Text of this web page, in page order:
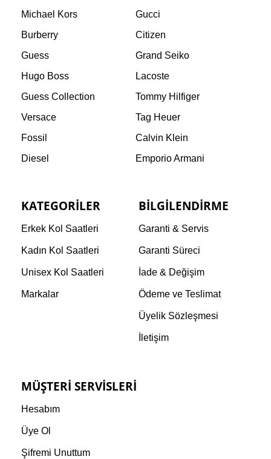
Michael Kors
Gucci
Burberry
Citizen
Guess
Grand Seiko
Hugo Boss
Lacoste
Guess Collection
Tommy Hilfiger
Versace
Tag Heuer
Fossil
Calvin Klein
Diesel
Emporio Armani
KATEGORILER
Erkek Kol Saatleri
Kadın Kol Saatleri
Unisex Kol Saatleri
Markalar
BILGILENDIRME
Garanti & Servis
Garanti Süreci
İade & Değişim
Ödeme ve Teslimat
Üyelik Sözleşmesi
İletişim
MÜŞTERI SERVISLERI
Hesabım
Üye Ol
Şifremi Unuttum